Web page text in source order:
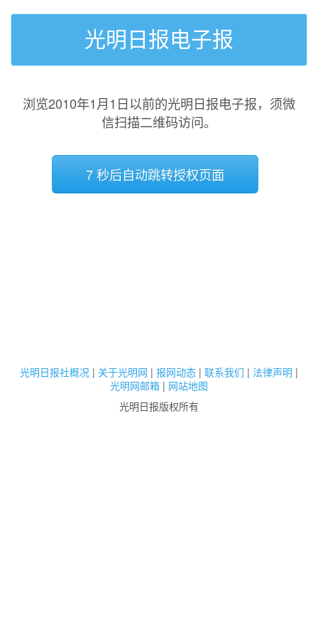
光明日报电子报
浏览2010年1月1日以前的光明日报电子报，须微
信扫描二维码访问。
7 秒后自动跳转授权页面
光明日报社概况 | 关于光明网 | 报网动态 | 联系我们 | 法律声明 |
光明网邮箱 | 网站地图
光明日报版权所有